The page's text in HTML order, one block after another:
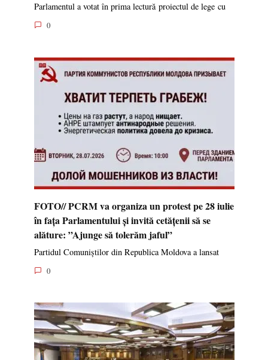
Parlamentul a votat în prima lectură proiectul de lege cu
0
FOTO// PCRM va organiza un protest pe 28 iulie
în fața Parlamentului și invită cetățenii să se
alăture: ”Ajunge să tolerăm jaful”
Partidul Comuniștilor din Republica Moldova a lansat
0